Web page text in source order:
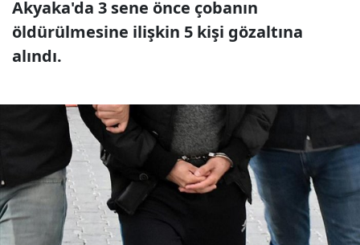
Akyaka'da 3 sene önce çobanın
öldürülmesine ilişkin 5 kişi gözaltına
alındı.